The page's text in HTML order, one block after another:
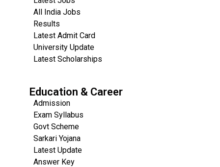
All India Jobs
Results
Latest Admit Card
University Update
Latest Scholarships
Education & Career
Admission
Exam Syllabus
Govt Scheme
Sarkari Yojana
Latest Update
Answer Key